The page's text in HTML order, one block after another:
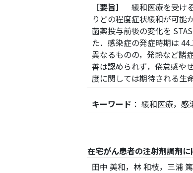
［要旨］
緩和医療を受け
りどの程度症状緩和が可能
菌薬投与前後の変化を
た．感染症の発症時期は
異なるものの，発熱など諸
善は認められず，倦怠感や
度に関しては期待される生
キーワード ： 緩和医療，
在宅がん患者の注射剤調剤
田中 美和，林 和枝，三浦